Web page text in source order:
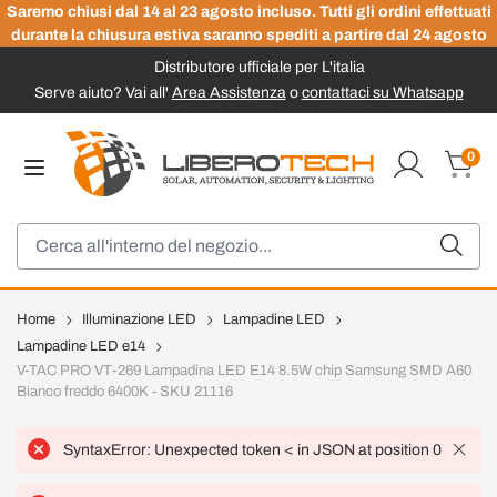
Saremo chiusi dal 14 al 23 agosto incluso. Tutti gli ordini effettuati
durante la chiusura estiva saranno spediti a partire dal 24 agosto
Distributore ufficiale per L'italia
Serve aiuto? Vai all' Area Assistenzao contattaci su Whatsapp
0
Home Illuminazione LED
Lampadine LED
Lampadine LED e14
V-TAC PRO VT-269 Lampadina LED E14 8.5W chip Samsung SMD A60
Bianco freddo 6400K - SKU 21116
SyntaxError: Unexpected token < in JSON at position 0